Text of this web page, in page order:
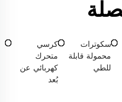
سكوترات
محمولة قابلة
للطي
كرسي
متحرك
كهربائي عن
بُعد